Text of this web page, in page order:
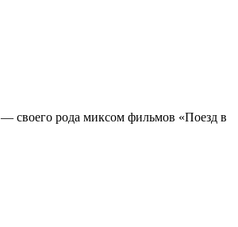
своего рода миксом фильмов «Поезд в